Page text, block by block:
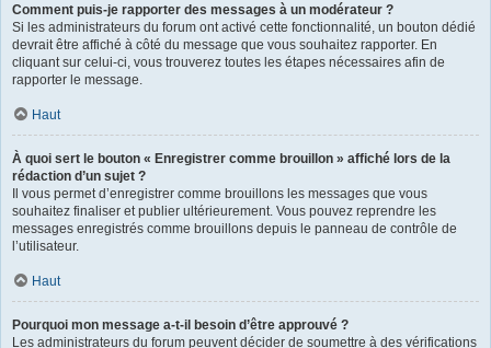
Comment puis-je rapporter des messages à un modérateur ?
Si les administrateurs du forum ont activé cette fonctionnalité, un bouton dédié
devrait être affiché à côté du message que vous souhaitez rapporter. En
cliquant sur celui-ci, vous trouverez toutes les étapes nécessaires afin de
rapporter le message.
Haut
À quoi sert le bouton « Enregistrer comme brouillon » affiché lors de la
rédaction d’un sujet ?
Il vous permet d’enregistrer comme brouillons les messages que vous
souhaitez finaliser et publier ultérieurement. Vous pouvez reprendre les
messages enregistrés comme brouillons depuis le panneau de contrôle de
l’utilisateur.
Haut
Pourquoi mon message a-t-il besoin d’être approuvé ?
Les administrateurs du forum peuvent décider de soumettre à des vérifications